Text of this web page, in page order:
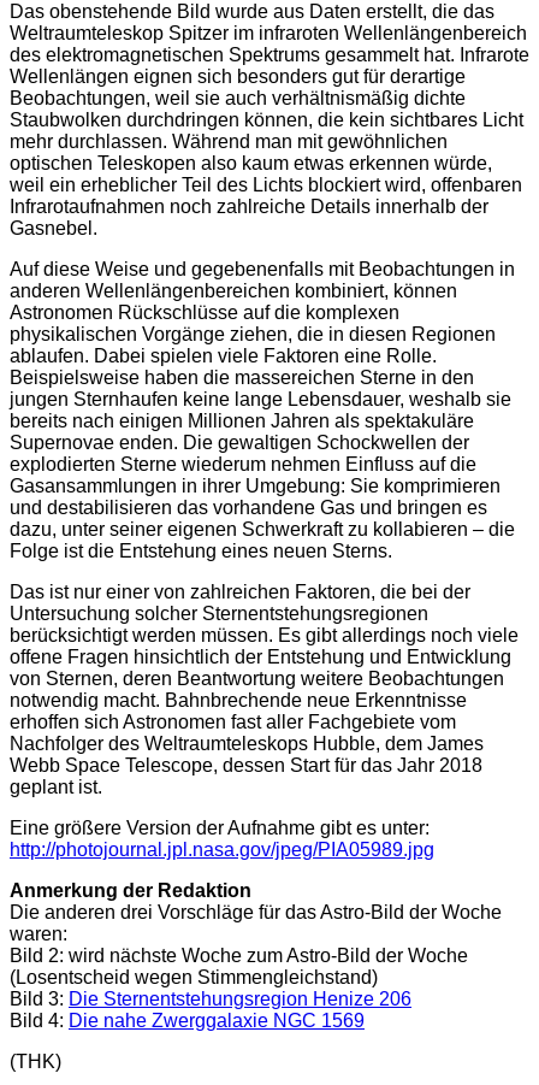
Das obenstehende Bild wurde aus Daten erstellt, die das
Weltraumteleskop Spitzer im infraroten Wellenlängenbereich
des elektromagnetischen Spektrums gesammelt hat. Infrarote
Wellenlängen eignen sich besonders gut für derartige
Beobachtungen, weil sie auch verhältnismäßig dichte
Staubwolken durchdringen können, die kein sichtbares Licht
mehr durchlassen. Während man mit gewöhnlichen
optischen Teleskopen also kaum etwas erkennen würde,
weil ein erheblicher Teil des Lichts blockiert wird, offenbaren
Infrarotaufnahmen noch zahlreiche Details innerhalb der
Gasnebel.
Auf diese Weise und gegebenenfalls mit Beobachtungen in
anderen Wellenlängenbereichen kombiniert, können
Astronomen Rückschlüsse auf die komplexen
physikalischen Vorgänge ziehen, die in diesen Regionen
ablaufen. Dabei spielen viele Faktoren eine Rolle.
Beispielsweise haben die massereichen Sterne in den
jungen Sternhaufen keine lange Lebensdauer, weshalb sie
bereits nach einigen Millionen Jahren als spektakuläre
Supernovae enden. Die gewaltigen Schockwellen der
explodierten Sterne wiederum nehmen Einfluss auf die
Gasansammlungen in ihrer Umgebung: Sie komprimieren
und destabilisieren das vorhandene Gas und bringen es
dazu, unter seiner eigenen Schwerkraft zu kollabieren – die
Folge ist die Entstehung eines neuen Sterns.
Das ist nur einer von zahlreichen Faktoren, die bei der
Untersuchung solcher Sternentstehungsregionen
berücksichtigt werden müssen. Es gibt allerdings noch viele
offene Fragen hinsichtlich der Entstehung und Entwicklung
von Sternen, deren Beantwortung weitere Beobachtungen
notwendig macht. Bahnbrechende neue Erkenntnisse
erhoffen sich Astronomen fast aller Fachgebiete vom
Nachfolger des Weltraumteleskops Hubble, dem James
Webb Space Telescope, dessen Start für das Jahr 2018
geplant ist.
Eine größere Version der Aufnahme gibt es unter:
http://photojournal.jpl.nasa.gov/jpeg/PIA05989.jpg
Anmerkung der Redaktion
Die anderen drei Vorschläge für das Astro-Bild der Woche
waren:
Bild 2: wird nächste Woche zum Astro-Bild der Woche
(Losentscheid wegen Stimmengleichstand)
Bild 3: Die Sternentstehungsregion Henize 206
Bild 4: Die nahe Zwerggalaxie NGC 1569
(THK)